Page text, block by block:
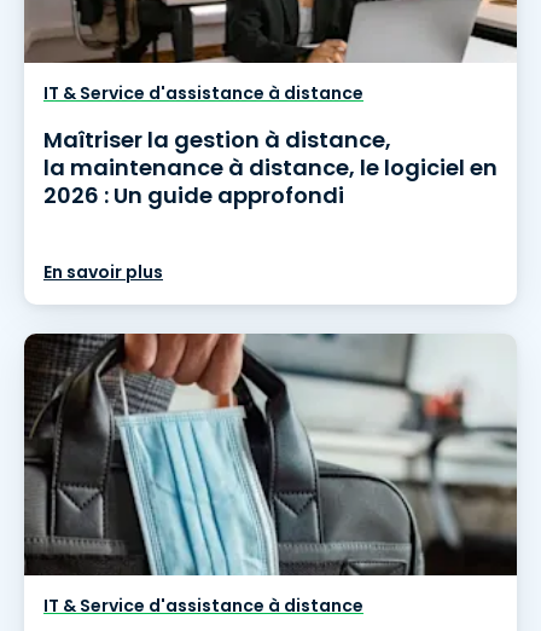
IT & Service d'assistance à distance
Maîtriser la gestion à distance,
la maintenance à distance, le logiciel en
2026 : Un guide approfondi
En savoir plus
IT & Service d'assistance à distance